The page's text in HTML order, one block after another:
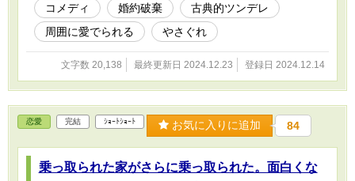
コメディ 婚約破棄
古典的ツンデレ
周囲に愛でられる
やさぐれ
文字数 20,138 最終更新日 2024.12.23 登録日 2024.12.14
恋愛 完結 ｼｮｰﾄｼｮｰﾄ お気に入りに追加 84
乗っ取られた家がさらに乗っ取られた。面白くな